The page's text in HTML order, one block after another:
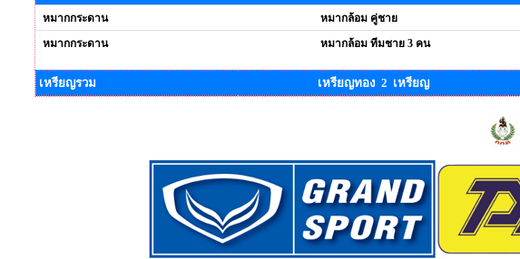
หมากกระดาน
หมากล้อม คู่ชาย
หมากกระดาน หมากล้อม ทีมชาย 3 คน
เหรียญรวม เหรียญทอง 2 เหรียญ